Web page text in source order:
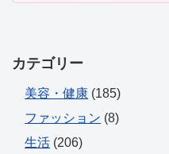
カテゴリー
美容・健康 (185)
ファッション (8)
生活 (206)